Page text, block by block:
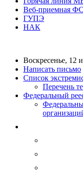
Веб-приемная
ГУПЭ
НАК
Воскресенье, 12
Написать письмо
Список
Перечень
Федеральный